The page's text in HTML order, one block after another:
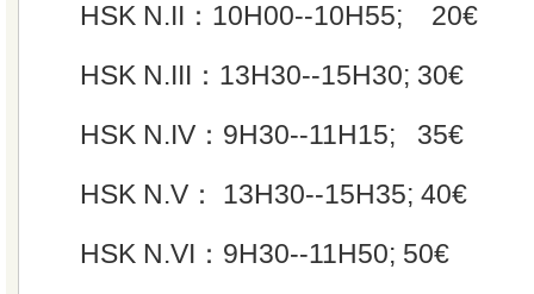
HSK N.II：10H00--10H55; 20€
HSK N.III：13H30--15H30; 30€
HSK N.IV：9H30--11H15; 35€
HSK N.V： 13H30--15H35; 40€
HSK N.VI：9H30--11H50; 50€